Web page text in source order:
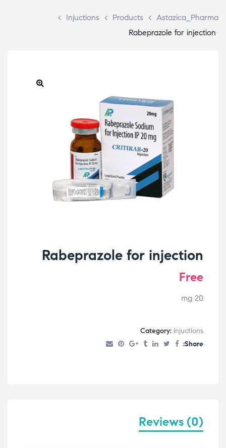
Astazica_Pharma
>
Products
>
Injuctions
>
Rabeprazole for injection
Rabeprazole for injection
Free
20 mg
Category: Injuctions
Share:
Reviews (0)